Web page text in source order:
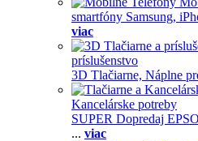
smartfóny Samsung,
viac
príslušenstvo
3D Tlačiarne, Náplne
Kancelárske potreby
SUPER Dopredaj
... viac